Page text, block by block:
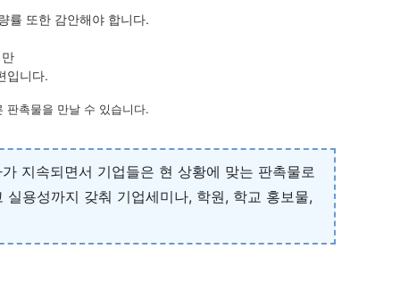
률 또한 감안해야 합니다.
입니다.
판촉물을 만날 수 있습니다.
지속되면서 기업들은 현 상황에 맞는 판촉물로
용성까지 갖춰 기업세미나, 학원, 학교 홍보물,